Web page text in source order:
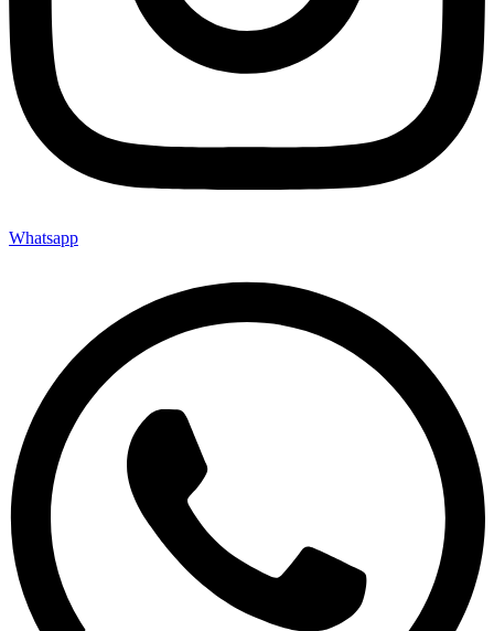
Whatsapp